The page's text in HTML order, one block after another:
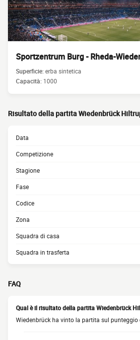
Sportzentrum Burg - Rheda-
Superficie:erba sintetica
Capacità: 1000
Risultato della partita Wiedenbrück
Data
Competizione
Stagione
Fase
Codice
Zona
Squadra di casa
Squadra in trasferta
FAQ
Qual è il risultato della partita Wiedenbrück
Wiedenbrück ha vinto la partita sul punteggio